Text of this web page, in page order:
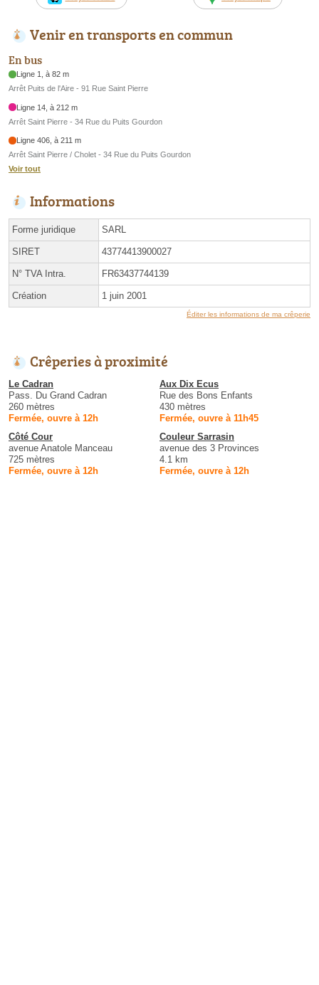
Venir en transports en commun
En bus
Ligne 1, à 82 m
Arrêt Puits de l'Aire - 91 Rue Saint Pierre
Ligne 14, à 212 m
Arrêt Saint Pierre - 34 Rue du Puits Gourdon
Ligne 406, à 211 m
Arrêt Saint Pierre / Cholet - 34 Rue du Puits Gourdon
Voir tout
Informations
Forme juridique SARL
SIRET 43774413900027
N° TVA Intra. FR63437744139
Création 1 juin 2001
Éditer les informations de ma crêperie
Crêperies à proximité
Le Cadran
Pass. Du Grand Cadran
260 mètres
Fermée, ouvre à 12h
Aux Dix Ecus
Rue des Bons Enfants
430 mètres
Fermée, ouvre à 11h45
Côté Cour
avenue Anatole Manceau
725 mètres
Fermée, ouvre à 12h
Couleur Sarrasin
avenue des 3 Provinces
4.1 km
Fermée, ouvre à 12h